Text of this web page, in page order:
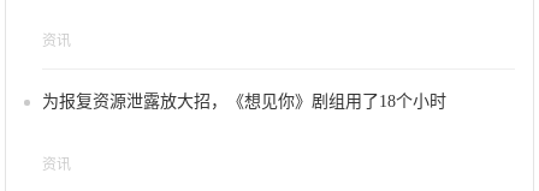
资讯
为报复资源泄露放大招，《想见你》剧组用了18个小时
资讯